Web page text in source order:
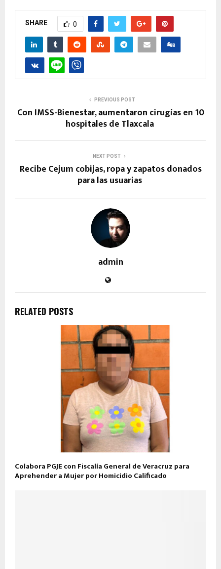
SHARE 0
PREVIOUS POST
Con IMSS-Bienestar, aumentaron cirugías en 10
hospitales de Tlaxcala
NEXT POST
Recibe Cejum cobijas, ropa y zapatos donados
para las usuarias
admin
RELATED POSTS
Colabora PGJE con Fiscalía General de Veracruz para
Aprehender a Mujer por Homicidio Calificado